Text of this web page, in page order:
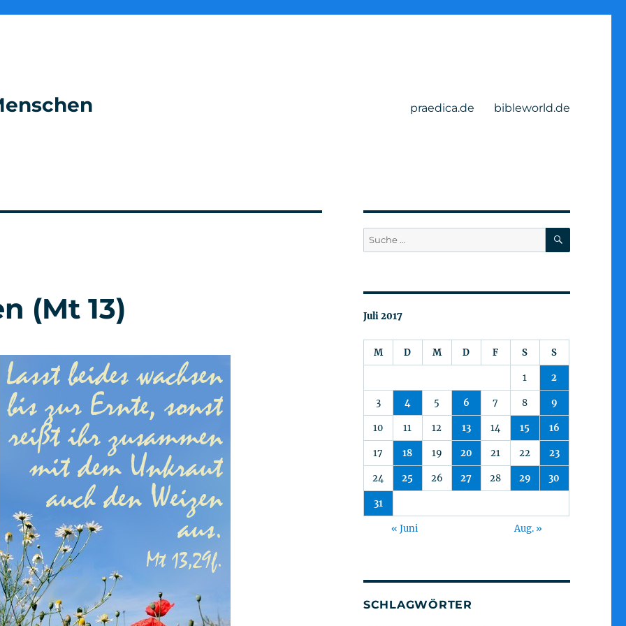
praedica.de bibleworld.de
(Mt 13)
Suche
nach:
SUCHEN
Juli 2017
M D M D F S S
1 2
3 4 5 6 7 8 9
10 11 12 13 14 15 16
17 18 19 20 21 22 23
24 25 26 27 28 29 30
31
« Juni Aug. »
SCHLAGWÖRTER